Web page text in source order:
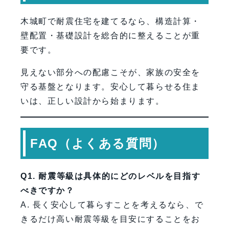
木城町で耐震住宅を建てるなら、構造計算・
壁配置・基礎設計を総合的に整えることが重
要です。
見えない部分への配慮こそが、家族の安全を
守る基盤となります。安心して暮らせる住ま
いは、正しい設計から始まります。
FAQ（よくある質問）
Q1. 耐震等級は具体的にどのレベルを目指す
べきですか？
A. 長く安心して暮らすことを考えるなら、で
きるだけ高い耐震等級を目安にすることをお